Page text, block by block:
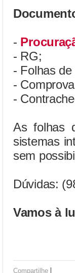
-
- RG;
- Folhas de
-
-
As folhas
sistemas
sem
Dúvidas:
Vamos à
Compartilhe |